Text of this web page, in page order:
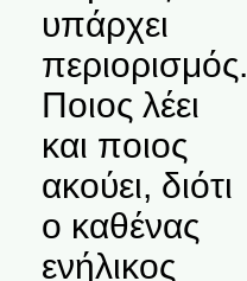
υπάρχει
περιορισμός.
Ποιος λέει
και ποιος
ακούει, διότι
ο καθένας
ενήλικος